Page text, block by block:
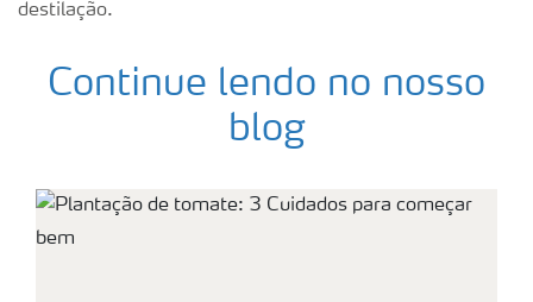
destilação.
Continue lendo no nosso
blog